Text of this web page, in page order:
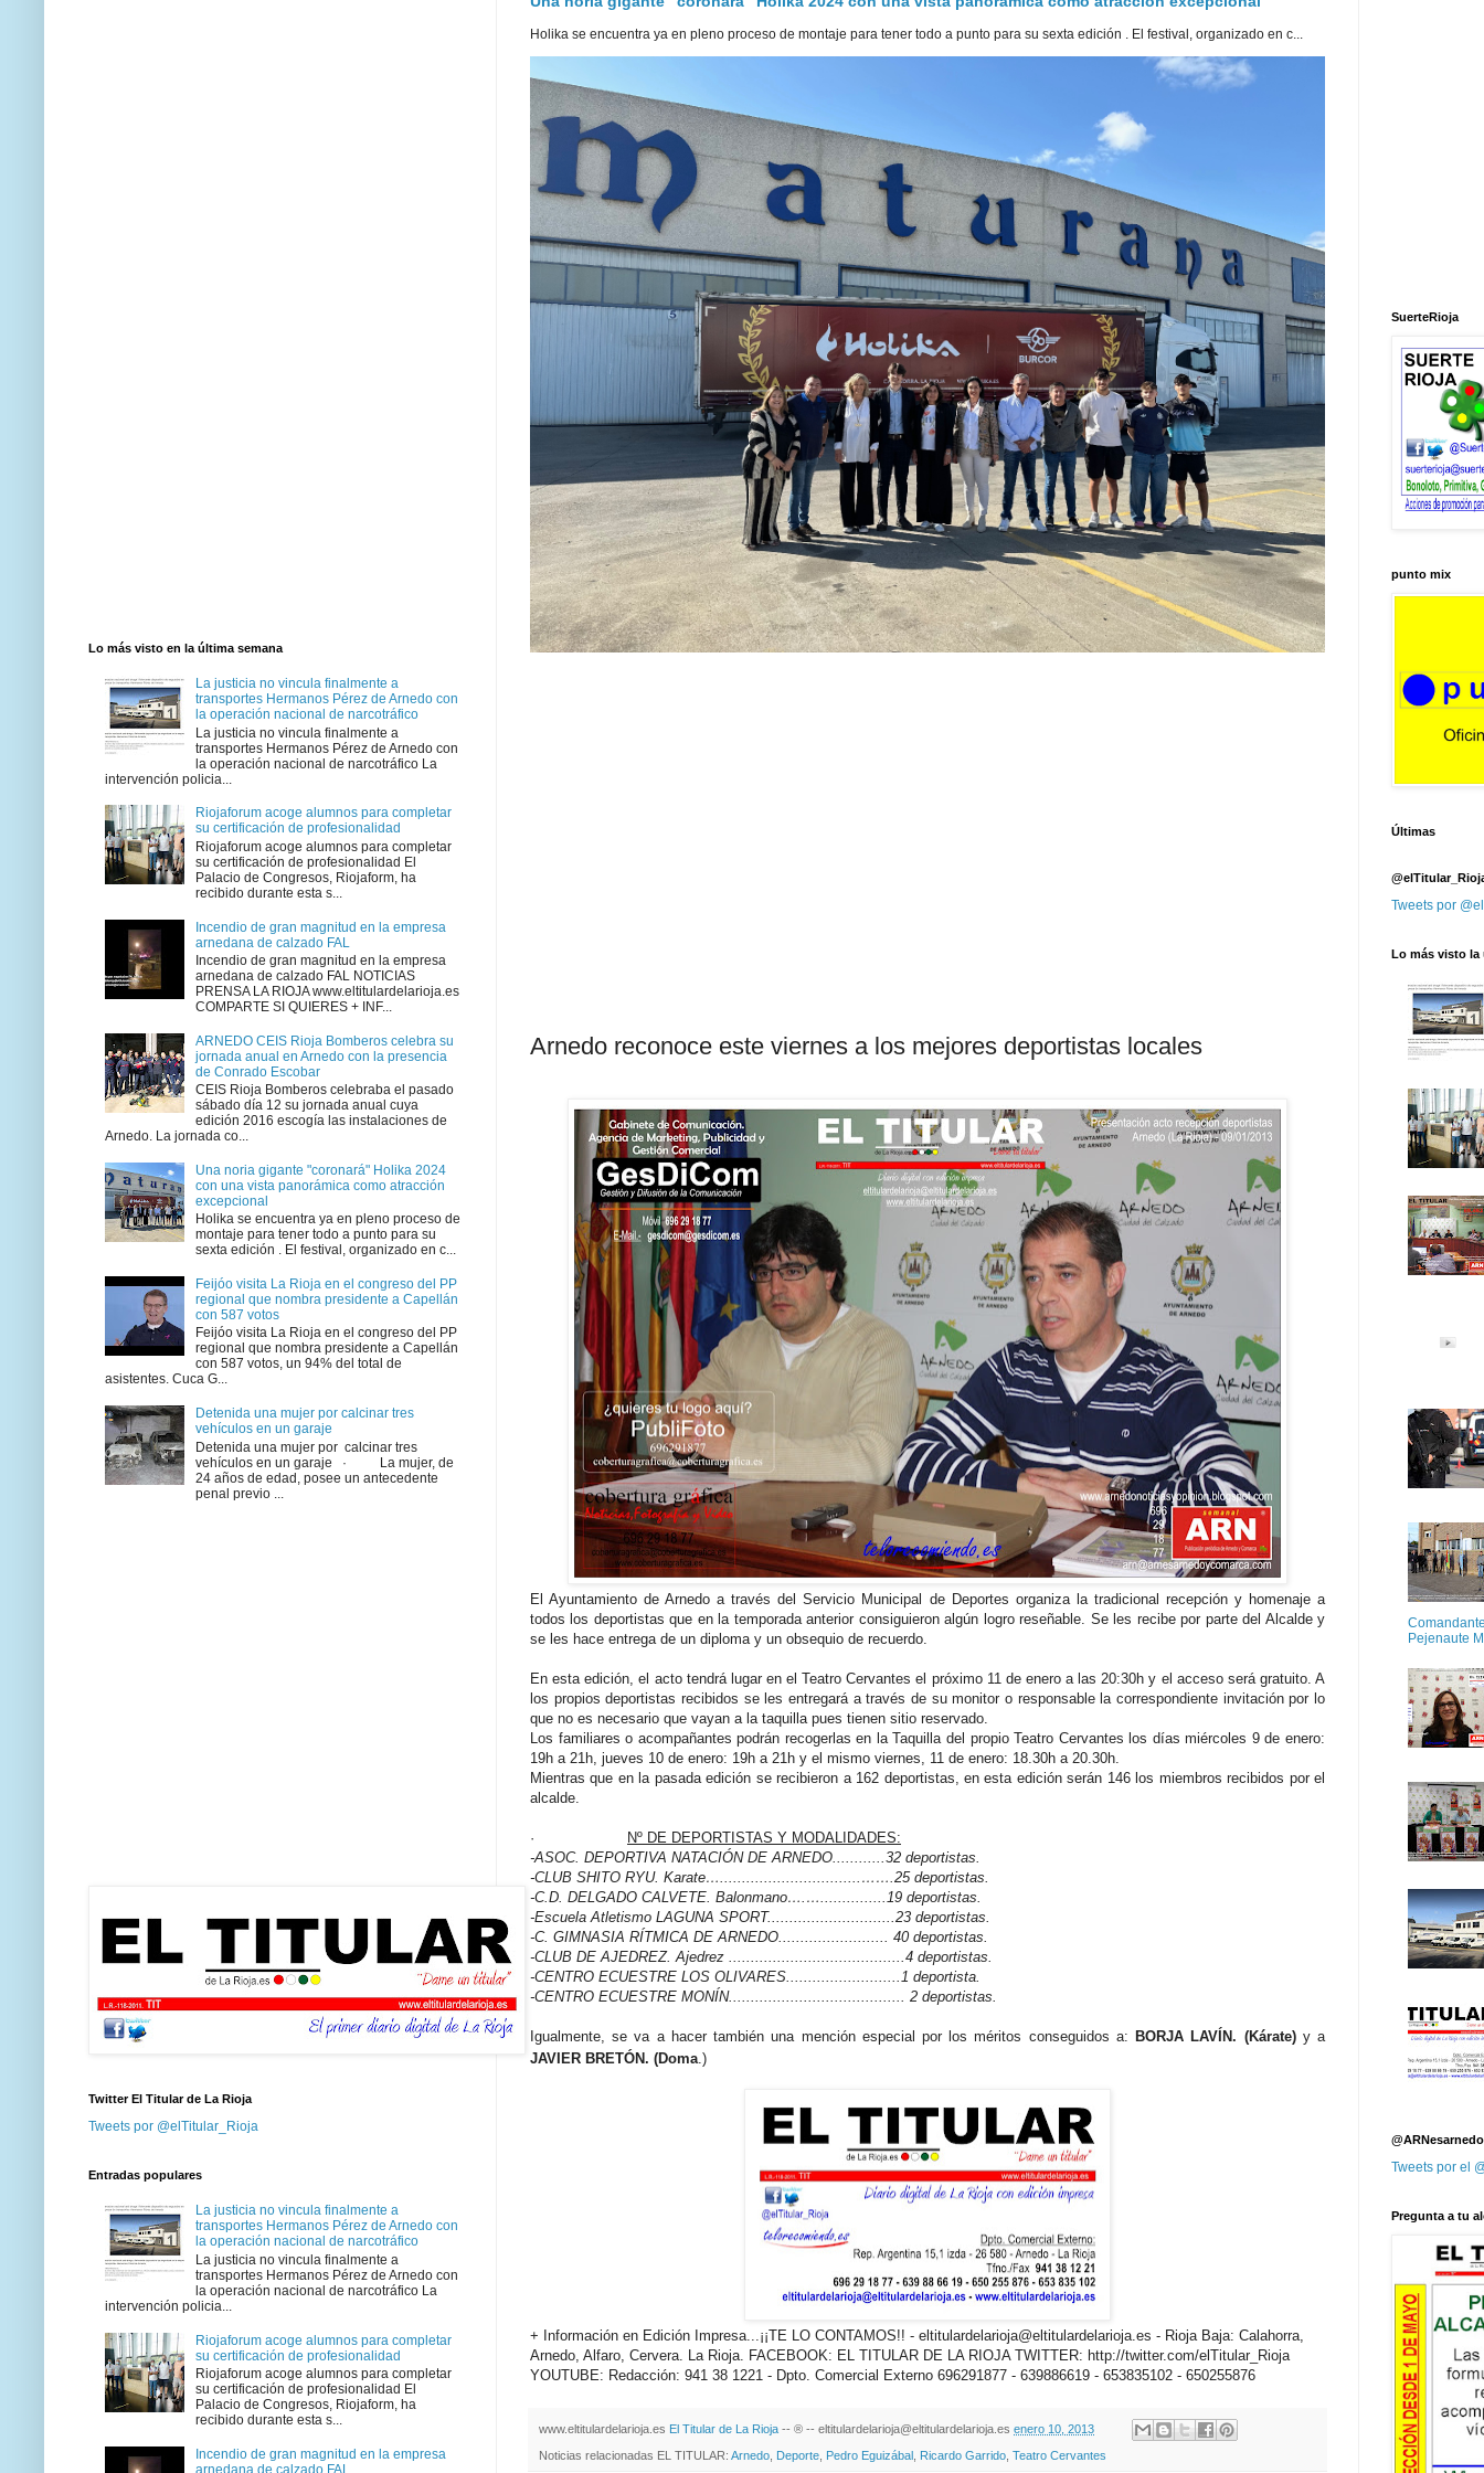
Holika se encuentra ya en pleno proceso de montaje para tener todo a punto para su sexta edición . El festival, organizado en c...
Arnedo reconoce este viernes a los mejores deportistas locales
El Ayuntamiento de Arnedo a través del Servicio Municipal de Deportes organiza la tradicional recepción y homenaje a
todos los deportistas que en la temporada anterior consiguieron algún logro reseñable. Se les recibe por parte del Alcalde y
se les hace entrega de un diploma y un obsequio de recuerdo.
En esta edición, el acto tendrá lugar en el Teatro Cervantes el próximo 11 de enero a las 20:30h y el acceso será gratuito. A
los propios deportistas recibidos se les entregará a través de su monitor o responsable la correspondiente invitación por lo
que no es necesario que vayan a la taquilla pues tienen sitio reservado.
Los familiares o acompañantes podrán recogerlas en la Taquilla del propio Teatro Cervantes los días miércoles 9 de enero:
19h a 21h, jueves 10 de enero: 19h a 21h y el mismo viernes, 11 de enero: 18.30h a 20.30h.
Mientras que en la pasada edición se recibieron a 162 deportistas, en esta edición serán 146 los miembros recibidos por el
alcalde.
·
Nº DE DEPORTISTAS Y MODALIDADES:
-ASOC. DEPORTIVA NATACIÓN DE ARNEDO............32 deportistas.
-CLUB SHITO RYU. Karate…................................…….25 deportistas.
-C.D. DELGADO CALVETE. Balonmano….…...............19 deportistas.
-Escuela Atletismo LAGUNA SPORT.............................23 deportistas.
-C. GIMNASIA RÍTMICA DE ARNEDO......................... 40 deportistas.
-CLUB DE AJEDREZ. Ajedrez ........................................4 deportistas.
-CENTRO ECUESTRE LOS OLIVARES..........................1 deportista.
-CENTRO ECUESTRE MONÍN........................................ 2 deportistas.
Igualmente, se va a hacer también una mención especial por los méritos conseguidos a: BORJA LAVÍN. (Kárate)y a
JAVIER BRETÓN. (Doma .)
+ Información en Edición Impresa...¡¡TE LO CONTAMOS!! - eltitulardelarioja@eltitulardelarioja.es - Rioja Baja: Calahorra,
Arnedo, Alfaro, Cervera. La Rioja. FACEBOOK: EL TITULAR DE LA RIOJA TWITTER: http://twitter.com/elTitular_Rioja
YOUTUBE: Redacción: 941 38 1221 - Dpto. Comercial Externo 696291877 - 639886619 - 653835102 - 650255876
www.eltitulardelarioja.es El Titular de La Rioja -- ® -- eltitulardelarioja@eltitulardelarioja.es enero 10, 2013
Noticias relacionadas EL TITULAR: Arnedo Deporte Pedro Eguizábal Ricardo Garrido Teatro Cervantes
Lo más visto en la última semana
La justicia no vincula finalmente a
transportes Hermanos Pérez de Arnedo con
la operación nacional de narcotráfico
La justicia no vincula finalmente a
transportes Hermanos Pérez de Arnedo con
la operación nacional de narcotráfico La
intervención policia...
Riojaforum acoge alumnos para completar
su certificación de profesionalidad
Riojaforum acoge alumnos para completar
su certificación de profesionalidad El
Palacio de Congresos, Riojaform, ha
recibido durante esta s...
Incendio de gran magnitud en la empresa
arnedana de calzado FAL
Incendio de gran magnitud en la empresa
arnedana de calzado FAL NOTICIAS
PRENSA LA RIOJA www.eltitulardelarioja.es
COMPARTE SI QUIERES + INF...
ARNEDO CEIS Rioja Bomberos celebra su
jornada anual en Arnedo con la presencia
de Conrado Escobar
CEIS Rioja Bomberos celebraba el pasado
sábado día 12 su jornada anual cuya
edición 2016 escogía las instalaciones de
Arnedo. La jornada co...
Una noria gigante "coronará" Holika 2024
con una vista panorámica como atracción
excepcional
Holika se encuentra ya en pleno proceso de
montaje para tener todo a punto para su
sexta edición . El festival, organizado en c...
Feijóo visita La Rioja en el congreso del PP
regional que nombra presidente a Capellán
con 587 votos
Feijóo visita La Rioja en el congreso del PP
regional que nombra presidente a Capellán
con 587 votos, un 94% del total de
asistentes. Cuca G...
Detenida una mujer por calcinar tres
vehículos en un garaje
Detenida una mujer por calcinar tres
vehículos en un garaje · La mujer, de
24 años de edad, posee un antecedente
penal previo ...
Twitter El Titular de La Rioja
Tweets por @elTitular_Rioja
Entradas populares
La justicia no vincula finalmente a
transportes Hermanos Pérez de Arnedo con
la operación nacional de narcotráfico
La justicia no vincula finalmente a
transportes Hermanos Pérez de Arnedo con
la operación nacional de narcotráfico La
intervención policia...
Riojaforum acoge alumnos para completar
su certificación de profesionalidad
Riojaforum acoge alumnos para completar
su certificación de profesionalidad El
Palacio de Congresos, Riojaform, ha
recibido durante esta s...
Incendio de gran magnitud en la empresa
arnedana de calzado FAL
SuerteRioja
punto mix
Últimas
Tweets por
Lo más visto la
Pejenaute
@ARNesarnedo
Tweets por el
Pregunta a tu